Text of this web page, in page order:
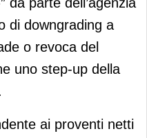
di downgrading a
o revoca del
uno step-up della
ai proventi netti